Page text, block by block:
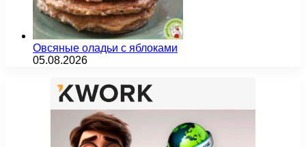
Овсяные оладьи с яблоками
05.08.2026